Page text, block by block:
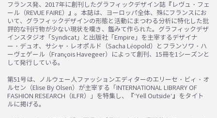
フランス発、2017年に創刊したグラフィックデザイン誌『レヴュ・フェ
ール（REVUE FAIRE）』。本誌は、ヨーロッパ全体、殊にフランスにお
いて、グラフィックデザインの形態と活動にまつわる分析に特化した批
評的な刊行物が少ない現状を嘆き、鑑みて作られた。グラフィックデザ
インスタジオ「Syndicat」と出版社「Empire」を主宰するデザイナ
ー・デュオ、サシャ・レオポルド（Sacha Léopold）とフランソワ・ハ
ーヴェゲール（François Havegeer）によって創刊、15冊を1シーズンと
して発行している。
第51号は、ノルウェー人ファッションエディターのエリーセ・ビィ・オ
ルセン（Elise By Olsen）が主宰する「INTERNATIONAL LIBRARY OF
FASHION RESEARCH（ILFR）」を特集し、『‘Yell Outside‘』をタイト
ルに掲げる。
お買い物を続ける カートへ進む